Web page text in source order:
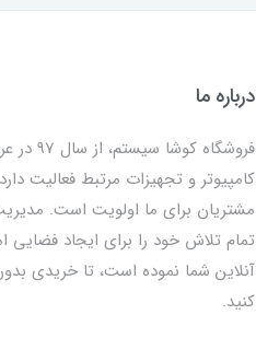
درباره ما
فروشگاه
کامپیوتر و تجهیزات مرتبط فعالیت
مشتریان برای ما اولویت است.
تمام تلاش خود را برای ایجاد فضایی
آنلاین شما نموده است، تا خریدی
کنید.